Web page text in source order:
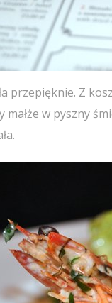
przepięknie. Z
małże w pyszny